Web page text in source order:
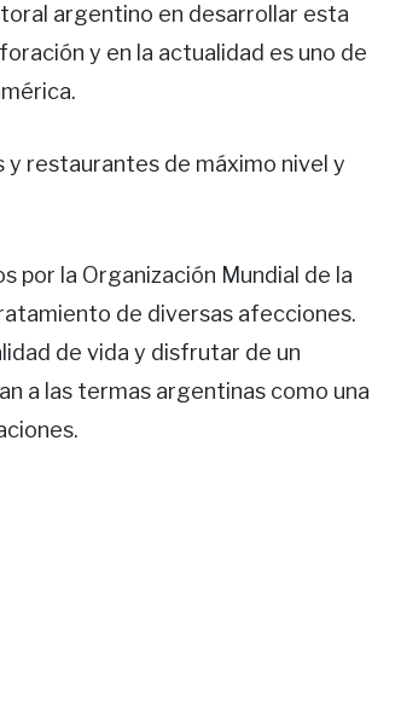
argentino en desarrollar esta
y en la actualidad es uno de
y restaurantes de máximo nivel y
por la Organización Mundial de la
de diversas afecciones.
de vida y disfrutar de un
a las termas argentinas como una